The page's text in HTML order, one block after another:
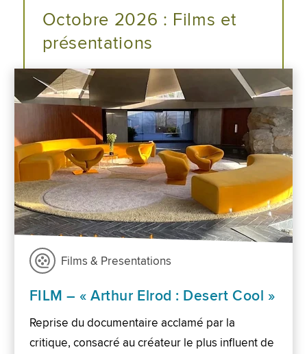
Octobre 2026 : Films et
présentations
Films & Presentations
FILM – « Arthur Elrod : Desert Cool »
Reprise du documentaire acclamé par la
critique, consacré au créateur le plus influent de